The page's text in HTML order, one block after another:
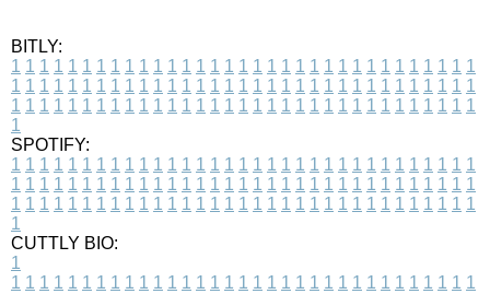
BITLY:
1 1 1 1 1 1 1 1 1 1 1 1 1 1 1 1 1 1 1 1 1 1 1 1 1 1 1 1 1 1 1 1 1
1 1 1 1 1 1 1 1 1 1 1 1 1 1 1 1 1 1 1 1 1 1 1 1 1 1 1 1 1 1 1 1 1
1 1 1 1 1 1 1 1 1 1 1 1 1 1 1 1 1 1 1 1 1 1 1 1 1 1 1 1 1 1 1 1 1
1
SPOTIFY:
1 1 1 1 1 1 1 1 1 1 1 1 1 1 1 1 1 1 1 1 1 1 1 1 1 1 1 1 1 1 1 1 1
1 1 1 1 1 1 1 1 1 1 1 1 1 1 1 1 1 1 1 1 1 1 1 1 1 1 1 1 1 1 1 1 1
1 1 1 1 1 1 1 1 1 1 1 1 1 1 1 1 1 1 1 1 1 1 1 1 1 1 1 1 1 1 1 1 1
1
CUTTLY BIO:
1
1 1 1 1 1 1 1 1 1 1 1 1 1 1 1 1 1 1 1 1 1 1 1 1 1 1 1 1 1 1 1 1 1